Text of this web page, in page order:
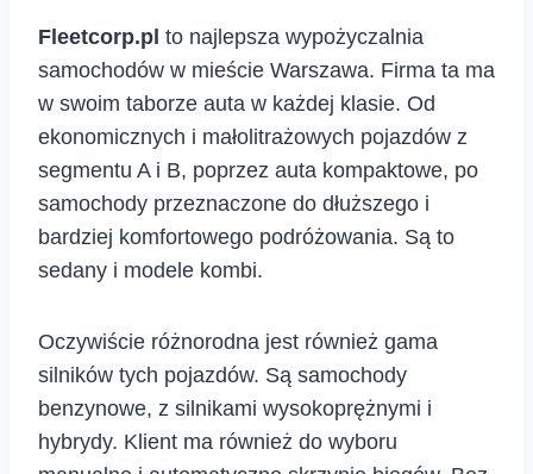
Fleetcorp.pl to najlepsza wypożyczalnia
samochodów w mieście Warszawa. Firma ta ma
w swoim taborze auta w każdej klasie. Od
ekonomicznych i małolitrażowych pojazdów z
segmentu A i B, poprzez auta kompaktowe, po
samochody przeznaczone do dłuższego i
bardziej komfortowego podróżowania. Są to
sedany i modele kombi.
Oczywiście różnorodna jest również gama
silników tych pojazdów. Są samochody
benzynowe, z silnikami wysokoprężnymi i
hybrydy. Klient ma również do wyboru